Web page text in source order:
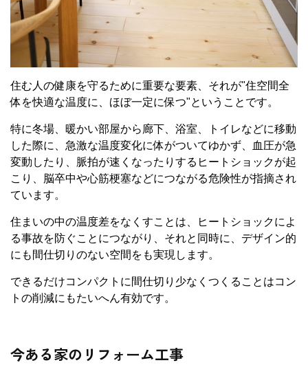
住む人の健康を守るために重要な要素、それが"住空間全
体を快適な温度に、ほぼ一定に保つ"ということです。
特に冬場、暖かい部屋から廊下、浴室、トイレなどに移動
した際に、急激な温度変化に体がついてゆかず、血圧が急
変動したり、脈拍が速くなったりするヒートショックが起
こり、脳卒中や心筋梗塞などにつながる危険性が指摘され
ています。
住まいの中の温度差をなくすことは、ヒートショックによ
る事故を防ぐことにつながり、それと同時に、デザイン的
にも間仕切りのない空間をも実現します。
できるだけコンパクトに間仕切り少なくつくることはコン
トの削減にもたいへん有効です。
今ある家のリフォーム工事